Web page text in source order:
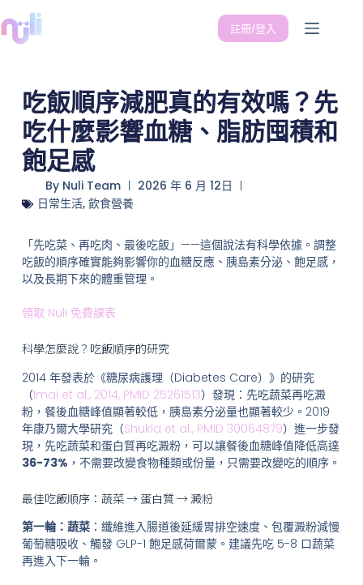
註冊/登入
吃飯順序減肥真的有效嗎？先
吃什麼影響血糖、脂肪囤積和
飽足感
ByNuli Team
2026 年 6 月 12日
日常生活, 飲食營養
「先吃菜、再吃肉、最後吃飯」——這個說法有科學依據。調整
吃飯的順序確實能夠影響你的血糖反應、胰島素分泌、飽足感，
以及長期下來的體重管理。
領取 Nuli 免費課表
科學怎麼說？吃飯順序的研究
2014 年發表於《糖尿病護理（Diabetes Care）》的研究
（Imai et al., 2014, PMID 25261513）發現：先吃蔬菜再吃澱
粉，餐後血糖峰值顯著較低，胰島素分泌量也顯著較少。2019
年康乃爾大學研究（Shukla et al., PMID 30064879）進一步發
現，先吃蔬菜和蛋白質再吃澱粉，可以讓餐後血糖峰值降低高達
36-73% ，不需要改變食物種類或份量，只需要改變吃的順序。
最佳吃飯順序：蔬菜 → 蛋白質 → 澱粉
第一輪：蔬菜：纖維進入腸道後延緩胃排空速度、包覆澱粉減慢
葡萄糖吸收、觸發 GLP-1 飽足感荷爾蒙。建議先吃 5-8 口蔬菜
再進入下一輪。